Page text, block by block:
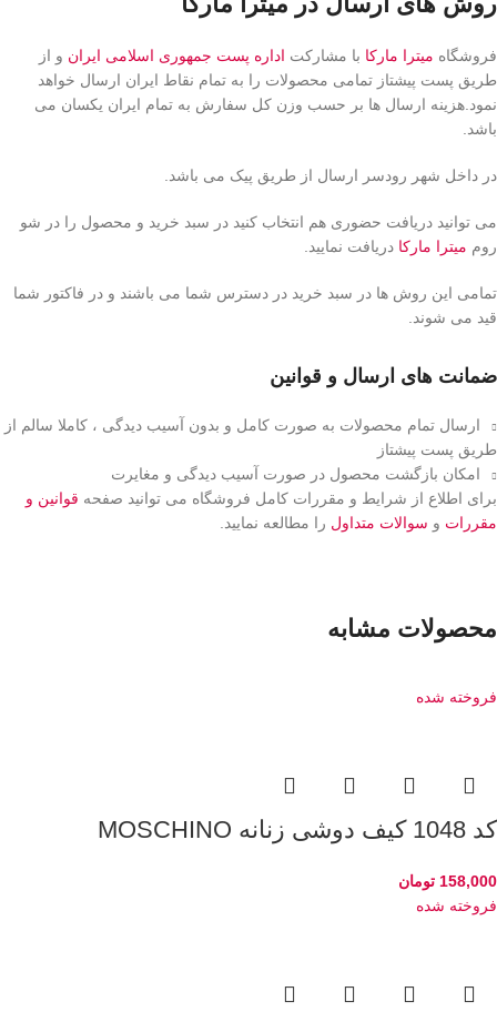
فروشگاه میترا مارکا با مشارکت اداره پست جمهوری اسلامی ایران و از
طریق پست پیشتاز تمامی محصولات را به تمام نقاط ایران ارسال خواهد
نمود.هزینه ارسال ها بر حسب وزن کل سفارش به تمام ایران یکسان می
باشد.
در داخل شهر رودسر ارسال از طریق پیک می باشد.
می توانید دریافت حضوری هم انتخاب کنید در سبد خرید و محصول را در شو
روم میترا مارکا دریافت نمایید.
تمامی این روش ها در سبد خرید در دسترس شما می باشند و در فاکتور شما
قید می شوند.
ضمانت های ارسال و قوانین
ارسال تمام محصولات به صورت کامل و بدون آسیب دیدگی ، کاملا سالم از
طریق پست پیشتاز
امکان بازگشت محصول در صورت آسیب دیدگی و مغایرت
برای اطلاع از شرایط و مقررات کامل فروشگاه می توانید صفحه قوانین و
مقررات و سوالات متداول را مطالعه نمایید.
محصولات مشابه
فروخته شده
کد 1048 کیف دوشی زنانه MOSCHINO
158,000 تومان
فروخته شده